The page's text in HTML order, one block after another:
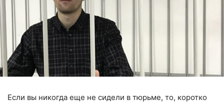
Если вы никогда еще не сидели в тюрьме, то, коротко